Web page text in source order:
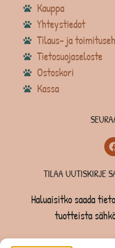
Kauppa
Yhteystiedot
Tilaus- ja
Tietosuojaseloste
Ostoskori
Kassa
TILAA UUTISKIRJE
Haluaisitko saada
tuotteista